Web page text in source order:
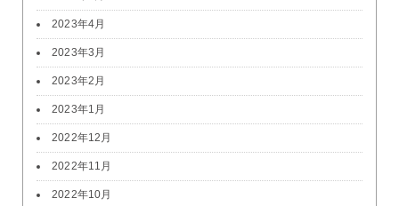
2023年4月
2023年3月
2023年2月
2023年1月
2022年12月
2022年11月
2022年10月